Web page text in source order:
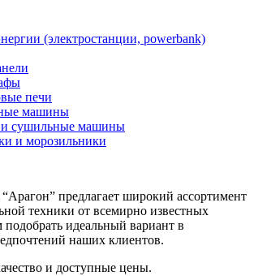
(электростанции, powerbank)
печи
машины
и сушильные машины
и морозильники
предлагает широкий ассортимент
техники от всемирно известных
идеальный вариант в
наших клиентов.
и доступные цены.